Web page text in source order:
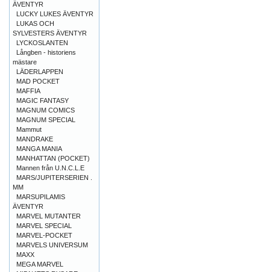
ÄVENTYR
LUCKY LUKES ÄVENTYR
LUKAS OCH
SYLVESTERS ÄVENTYR
LYCKOSLANTEN
Långben - historiens
mästare
LÄDERLAPPEN
MAD POCKET
MAFFIA
MAGIC FANTASY
MAGNUM COMICS
MAGNUM SPECIAL
Mammut
MANDRAKE
MANGA MANIA
MANHATTAN (POCKET)
Mannen från U.N.C.L.E
MARS/JUPITERSERIEN .
MM
MARSUPILAMIS
ÄVENTYR
MARVEL MUTANTER
MARVEL SPECIAL
MARVEL-POCKET
MARVELS UNIVERSUM
MAXX
MEGA MARVEL